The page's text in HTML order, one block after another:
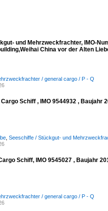
und Mehrzweckfrachter, IMO-
China vor der Alten
/ general cargo / P - Q
Schiff , IMO 9544932 , Baujahr
Seeschiffe / Stückgut- und
Schiff, IMO 9545027 , Baujahr
/ general cargo / P - Q